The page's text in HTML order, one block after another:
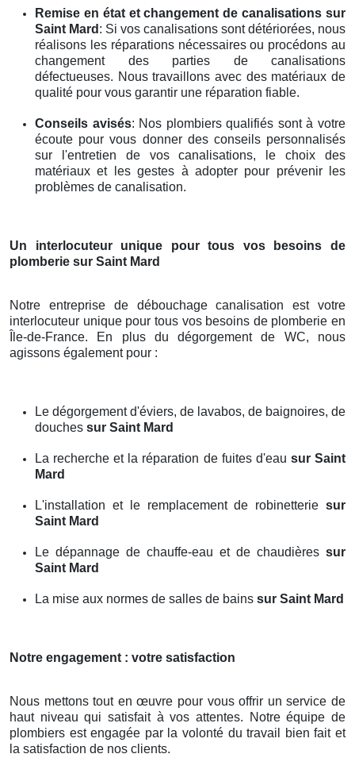
Remise en état et changement de canalisations sur
Saint Mard : Si vos canalisations sont détériorées, nous
réalisons les réparations nécessaires ou procédons au
changement des parties de canalisations
défectueuses. Nous travaillons avec des matériaux de
qualité pour vous garantir une réparation fiable.
Conseils avisés: Nos plombiers qualifiés sont à votre
écoute pour vous donner des conseils personnalisés
sur l'entretien de vos canalisations, le choix des
matériaux et les gestes à adopter pour prévenir les
problèmes de canalisation.
Un interlocuteur unique pour tous vos besoins de
plomberie sur Saint Mard
Notre entreprise de débouchage canalisation est votre
interlocuteur unique pour tous vos besoins de plomberie en
Île-de-France. En plus du dégorgement de WC, nous
agissons également pour :
Le dégorgement d'éviers, de lavabos, de baignoires, de
douches sur Saint Mard
La recherche et la réparation de fuites d'eau sur Saint
Mard
L'installation et le remplacement de robinetterie sur
Saint Mard
Le dépannage de chauffe-eau et de chaudières sur
Saint Mard
La mise aux normes de salles de bains sur Saint Mard
Notre engagement : votre satisfaction
Nous mettons tout en œuvre pour vous offrir un service de
haut niveau qui satisfait à vos attentes. Notre équipe de
plombiers est engagée par la volonté du travail bien fait et
la satisfaction de nos clients.